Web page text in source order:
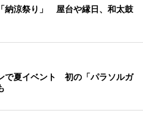
納涼祭り」 屋台や縁日、和太鼓
で夏イベント 初の「パラソルガ